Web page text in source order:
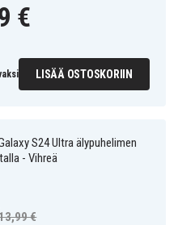
€
LISÄÄ OSTOSKORIIN
S24 Ultra älypuhelimen
- Vihreä
€